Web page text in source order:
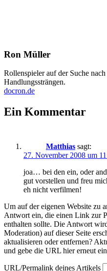
Ron Müller
Rollenspieler auf der Suche
Handlungssträngen.
docron.de
Ein Kommentar
Matthias sagt:
27. November 2008 um
joa… bei den ein, oder
gut vorstellen und freu
eh nicht verfilmen!
Um auf der eigenen Website zu
Antwort ein, die einen Link zur
enthalten sollte. Die Antwort
Moderation) auf dieser Seite
aktualisieren oder entfernen?
und gebe die URL hier erneut
URL/Permalink deines Artikels